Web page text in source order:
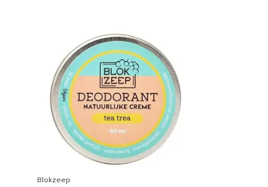
Blokzeep